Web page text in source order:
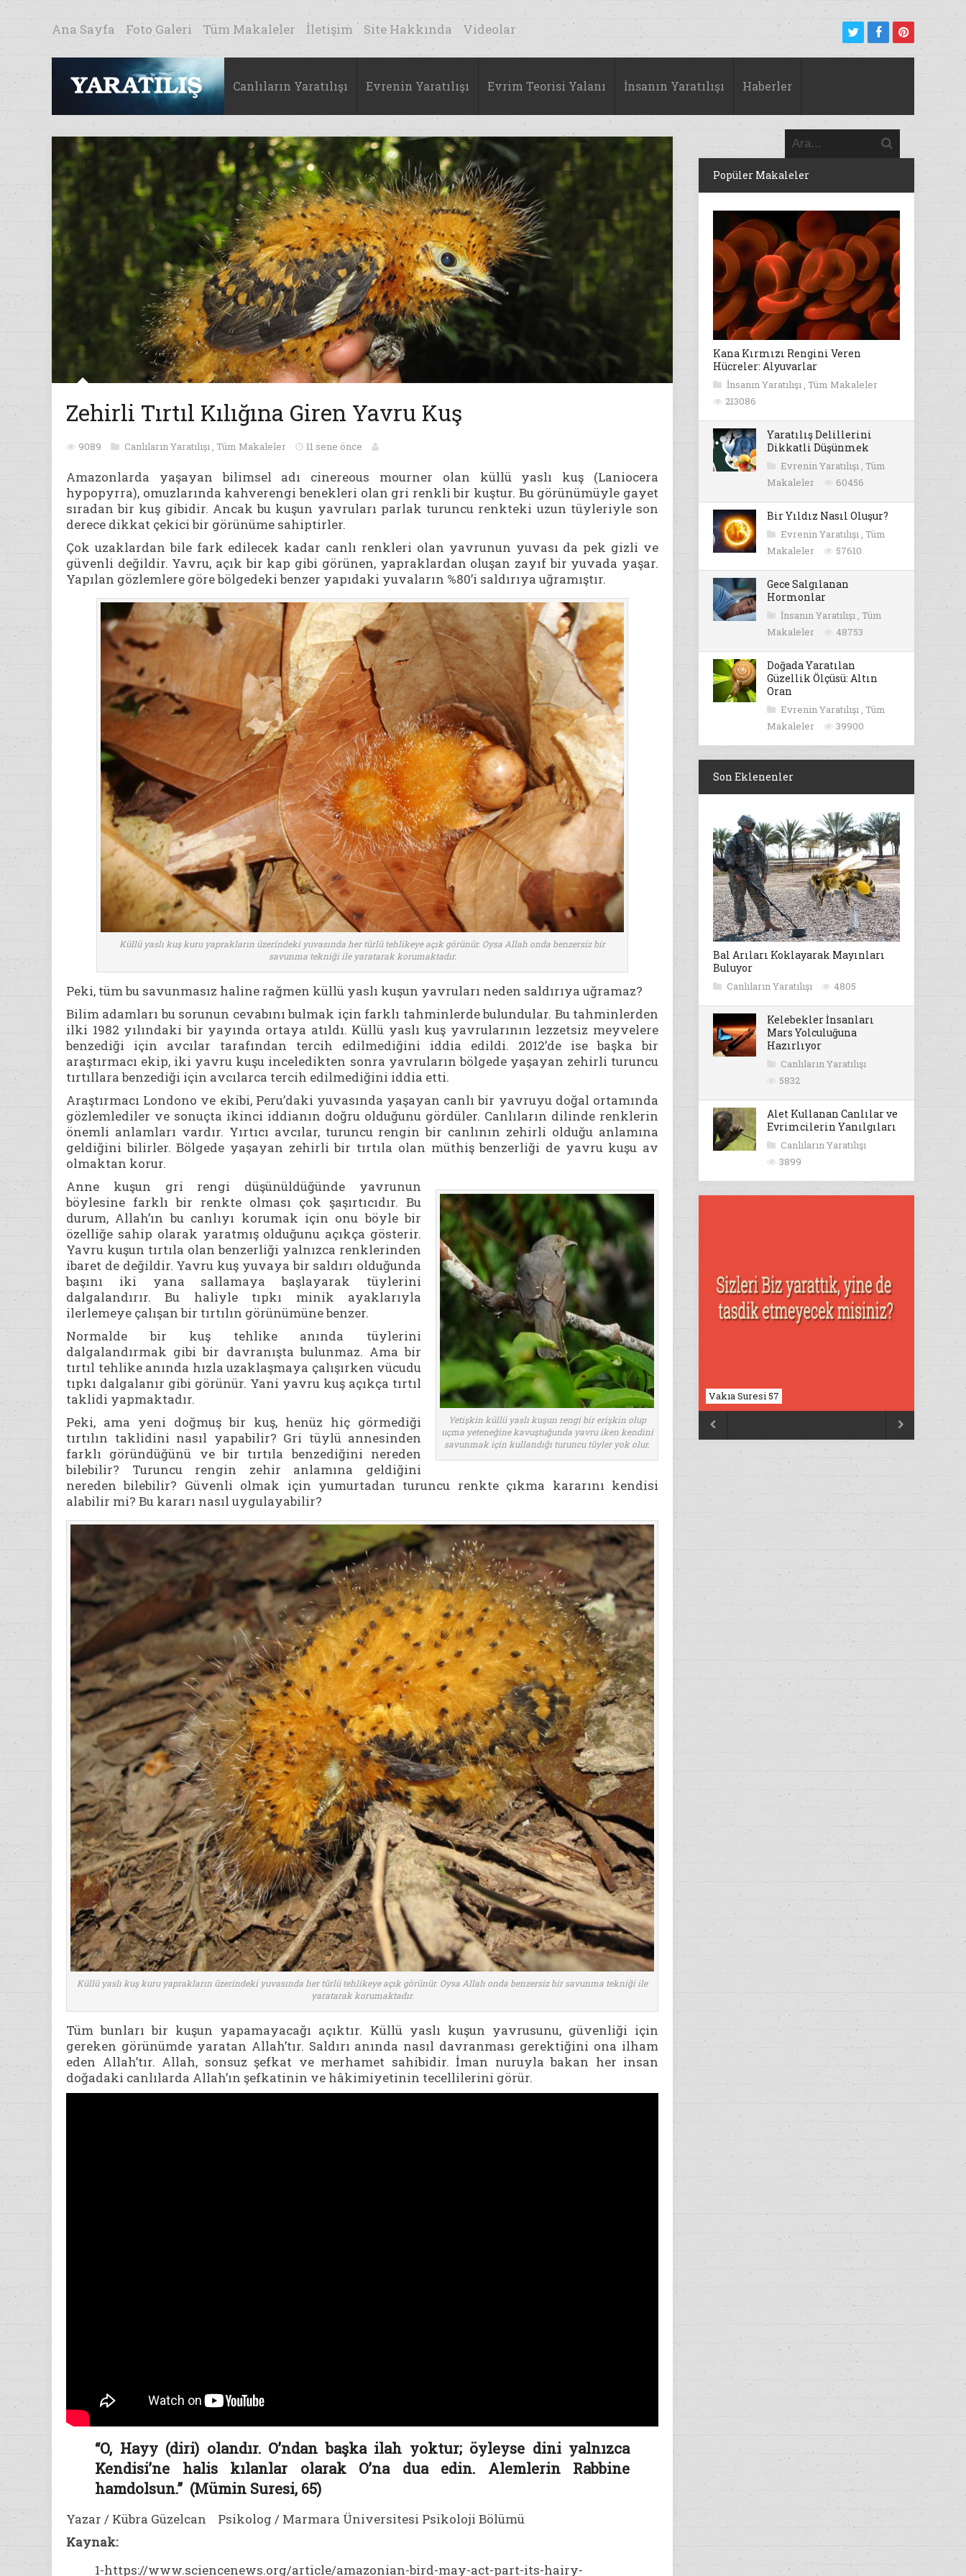
Ana Sayfa Foto Galeri Tüm Makaleler İletişim Site Hakkında Videolar
Canlıların Yaratılışı Evrenin Yaratılışı Evrim Teorisi Yalanı İnsanın Yaratılışı Haberler
Zehirli Tırtıl Kılığına Giren Yavru Kuş
9089 Canlıların Yaratılışı , Tüm Makaleler 11 sene önce
Amazonlarda yaşayan bilimsel adı cinereous mourner olan küllü yaslı kuş (Laniocera
hypopyrra), omuzlarında kahverengi benekleri olan gri renkli bir kuştur. Bu görünümüyle gayet
sıradan bir kuş gibidir. Ancak bu kuşun yavruları parlak turuncu renkteki uzun tüyleriyle son
derece dikkat çekici bir görünüme sahiptirler.
Çok uzaklardan bile fark edilecek kadar canlı renkleri olan yavrunun yuvası da pek gizli ve
güvenli değildir. Yavru, açık bir kap gibi görünen, yapraklardan oluşan zayıf bir yuvada yaşar.
Yapılan gözlemlere göre bölgedeki benzer yapıdaki yuvaların %80’i saldırıya uğramıştır.
Küllü yaslı kuş kuru yaprakların üzerindeki yuvasında her türlü tehlikeye açık görünür. Oysa Allah onda benzersiz bir
savunma tekniği ile yaratarak korumaktadır.
Peki, tüm bu savunmasız haline rağmen küllü yaslı kuşun yavruları neden saldırıya uğramaz?
Bilim adamları bu sorunun cevabını bulmak için farklı tahminlerde bulundular. Bu tahminlerden
ilki 1982 yılındaki bir yayında ortaya atıldı. Küllü yaslı kuş yavrularının lezzetsiz meyvelere
benzediği için avcılar tarafından tercih edilmediğini iddia edildi. 2012’de ise başka bir
araştırmacı ekip, iki yavru kuşu inceledikten sonra yavruların bölgede yaşayan zehirli turuncu
tırtıllara benzediği için avcılarca tercih edilmediğini iddia etti.
Araştırmacı Londono ve ekibi, Peru’daki yuvasında yaşayan canlı bir yavruyu doğal ortamında
gözlemlediler ve sonuçta ikinci iddianın doğru olduğunu gördüler. Canlıların dilinde renklerin
önemli anlamları vardır. Yırtıcı avcılar, turuncu rengin bir canlının zehirli olduğu anlamına
geldiğini bilirler. Bölgede yaşayan zehirli bir tırtıla olan müthiş benzerliği de yavru kuşu av
olmaktan korur.
Yetişkin küllü yaslı kuşun rengi bir erişkin olup
uçma yeteneğine kavuştuğunda yavru iken kendini
savunmak için kullandığı turuncu tüyler yok olur.
Anne kuşun gri rengi düşünüldüğünde yavrunun
böylesine farklı bir renkte olması çok şaşırtıcıdır. Bu
durum, Allah’ın bu canlıyı korumak için onu böyle bir
özelliğe sahip olarak yaratmış olduğunu açıkça gösterir.
Yavru kuşun tırtıla olan benzerliği yalnızca renklerinden
ibaret de değildir. Yavru kuş yuvaya bir saldırı olduğunda
başını iki yana sallamaya başlayarak tüylerini
dalgalandırır. Bu haliyle tıpkı minik ayaklarıyla
ilerlemeye çalışan bir tırtılın görünümüne benzer.
Normalde bir kuş tehlike anında tüylerini
dalgalandırmak gibi bir davranışta bulunmaz. Ama bir
tırtıl tehlike anında hızla uzaklaşmaya çalışırken vücudu
tıpkı dalgalanır gibi görünür. Yani yavru kuş açıkça tırtıl
taklidi yapmaktadır.
Peki, ama yeni doğmuş bir kuş, henüz hiç görmediği
tırtılın taklidini nasıl yapabilir? Gri tüylü annesinden
farklı göründüğünü ve bir tırtıla benzediğini nereden
bilebilir? Turuncu rengin zehir anlamına geldiğini
nereden bilebilir? Güvenli olmak için yumurtadan turuncu renkte çıkma kararını kendisi
alabilir mi? Bu kararı nasıl uygulayabilir?
Küllü yaslı kuş kuru yaprakların üzerindeki yuvasında her türlü tehlikeye açık görünür. Oysa Allah onda benzersiz bir savunma tekniği ile
yaratarak korumaktadır.
Tüm bunları bir kuşun yapamayacağı açıktır. Küllü yaslı kuşun yavrusunu, güvenliği için
gereken görünümde yaratan Allah’tır. Saldırı anında nasıl davranması gerektiğini ona ilham
eden Allah’tır. Allah, sonsuz şefkat ve merhamet sahibidir. İman nuruyla bakan her insan
doğadaki canlılarda Allah’ın şefkatinin ve hâkimiyetinin tecellilerini görür.
“O, Hayy (diri) olandır. O’ndan başka ilah yoktur; öyleyse dini yalnızca
Kendisi’ne halis kılanlar olarak O’na dua edin. Alemlerin Rabbine
hamdolsun.” (Mümin Suresi, 65)
Yazar / Kübra Güzelcan Psikolog / Marmara Üniversitesi Psikoloji Bölümü
Kaynak:
1-https://www.sciencenews.org/article/amazonian-bird-may-act-part-its-hairy-
Popüler Makaleler
Kana Kırmızı Rengini Veren
Hücreler: Alyuvarlar
İnsanın Yaratılışı , Tüm Makaleler
213086
Yaratılış Delillerini
Dikkatli Düşünmek
Evrenin Yaratılışı , Tüm
Makaleler
60456
Bir Yıldız Nasıl Oluşur?
Evrenin Yaratılışı , Tüm
Makaleler
57610
Gece Salgılanan
Hormonlar
İnsanın Yaratılışı , Tüm
Makaleler
48753
Doğada Yaratılan
Güzellik Ölçüsü: Altın
Oran
Evrenin Yaratılışı , Tüm
Makaleler
39900
Son Eklenenler
Bal Arıları Koklayarak Mayınları
Buluyor
Canlıların Yaratılışı 4805
Kelebekler İnsanları
Mars Yolculuğuna
Hazırlıyor
Canlıların Yaratılışı
5832
Alet Kullanan Canlılar ve
Evrimcilerin Yanılgıları
Canlıların Yaratılışı
3899
Nahl Suresi 17
 